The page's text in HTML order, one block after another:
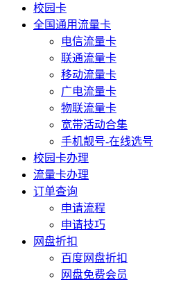
校园卡
全国通用流量卡
电信流量卡
联通流量卡
移动流量卡
广电流量卡
物联流量卡
宽带活动合集
手机靓号-在线选号
校园卡办理
流量卡办理
订单查询
申请流程
申请技巧
网盘折扣
百度网盘折扣
网盘免费会员